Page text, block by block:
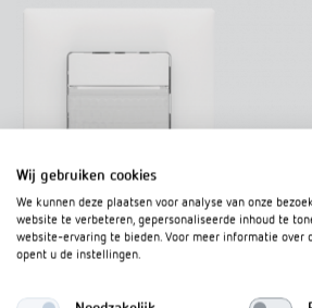
Wij gebruiken cookies
We kunnen deze plaatsen voor analyse van onze
website te verbeteren, gepersonaliseerde inhoud te
website-ervaring te bieden. Voor meer informatie over
opent u de instellingen.